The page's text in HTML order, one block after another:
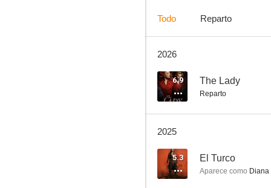
Todo Reparto
2026
6.9 The Lady
Reparto
2025
5.3 El Turco
Aparece como Diana